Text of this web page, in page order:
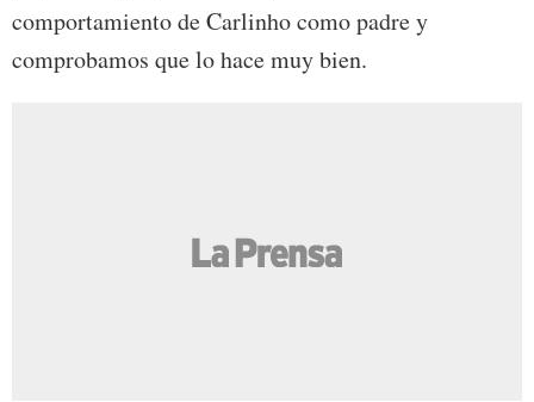
comportamiento de Carlinho como padre y
comprobamos que lo hace muy bien.